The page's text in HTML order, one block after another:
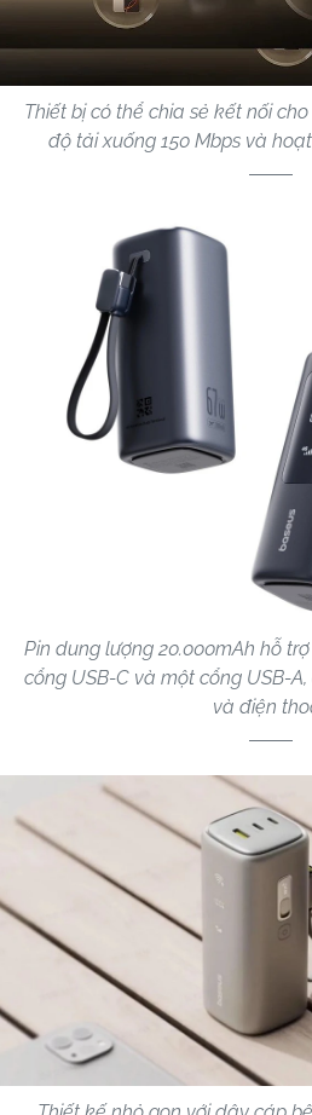
Thiết bị có thể chia sẻ kết nối
độ tải xuống 150 Mbps và
Pin dung lượng 20.000mAh hỗ
cổng USB-C và một cổng USB-
và điện